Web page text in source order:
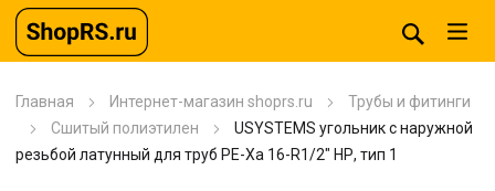
Главная Интернет-магазин shoprs.ru
Трубы и фитинги
Сшитый полиэтилен
USYSTEMS угольник с наружной
резьбой латунный для труб PE-Xa 16-R1/2″ НР, тип 1